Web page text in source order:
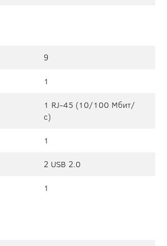
9
1
1 RJ-45 (10/100 Мбит/
с)
1
2 USB 2.0
1